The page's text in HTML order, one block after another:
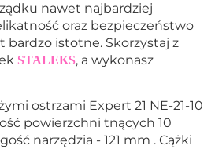
nawet najbardziej
oraz bezpieczeństwo
bardzo istotne. Skorzystaj z
STALEKS, a wykonasz
ostrzami Expert 21 NE-21-10
powierzchni tnących 10
narzędzia - 121 mm . Cążki